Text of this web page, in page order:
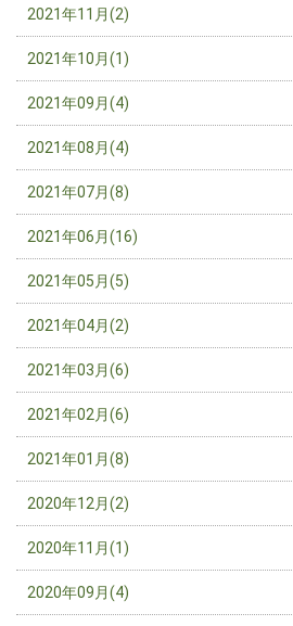
2021年11月(2)
2021年10月(1)
2021年09月(4)
2021年08月(4)
2021年07月(8)
2021年06月(16)
2021年05月(5)
2021年04月(2)
2021年03月(6)
2021年02月(6)
2021年01月(8)
2020年12月(2)
2020年11月(1)
2020年09月(4)